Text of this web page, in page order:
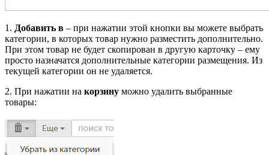
1. Добавить в – при нажатии этой кнопки вы можете выбрать
категории, в которых товар нужно разместить дополнительно.
При этом товар не будет скопирован в другую карточку – ему
просто назначатся дополнительные категории размещения. Из
текущей категории он не удаляется.
2. При нажатии на корзину можно удалить выбранные
товары: